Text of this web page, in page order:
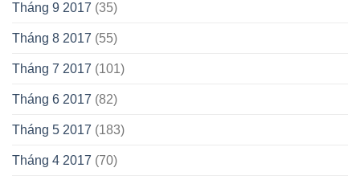
Tháng 9 2017 (35)
Tháng 8 2017 (55)
Tháng 7 2017 (101)
Tháng 6 2017 (82)
Tháng 5 2017 (183)
Tháng 4 2017 (70)